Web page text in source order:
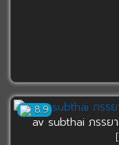
8.9
av subthai ภรรย